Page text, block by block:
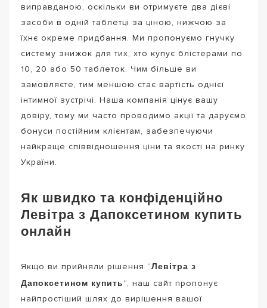
виправданою, оскільки ви отримуєте два дієві
засоби в одній таблетці за ціною, нижчою за
їхнє окреме придбання. Ми пропонуємо гнучку
систему знижок для тих, хто купує блістерами по
10, 20 або 50 таблеток. Чим більше ви
замовляєте, тим меншою стає вартість однієї
інтимної зустрічі. Наша компанія цінує вашу
довіру, тому ми часто проводимо акції та даруємо
бонуси постійним клієнтам, забезпечуючи
найкраще співвідношення ціни та якості на ринку
України.
Як швидко та конфіденційно
Левітра з Дапоксетином купить
онлайн
Якщо ви прийняли рішення “Левітра з
Дапоксетином купить“, наш сайт пропонує
найпростіший шлях до вирішення вашої